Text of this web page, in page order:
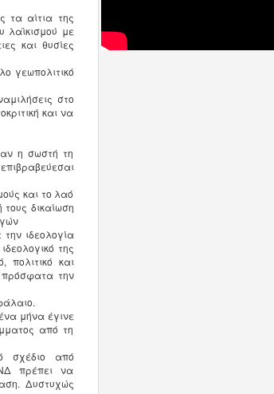
τα αίτια της
λαϊκισμού με
και θυσίες
γεωπολιτικό
στο
και να
η σωστή τη
και το λαό
τους δικαίωση
ιδεολογία
της
πολιτικό και
πρόσφατα την
μήνα έγινε
από τη
σχέδιο από
πρέπει να
Δυστυχώς